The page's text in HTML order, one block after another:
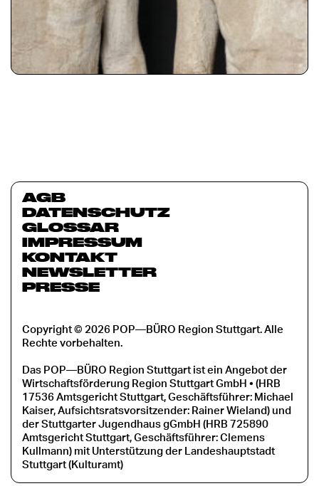
AGB
DATENSCHUTZ
GLOSSAR
IMPRESSUM
KONTAKT
NEWSLETTER
PRESSE
Copyright © 2026 POP—BÜRO Region Stuttgart. Alle
Rechte vorbehalten.
Das POP—BÜRO Region Stuttgart ist ein Angebot der
Wirtschaftsförderung Region Stuttgart GmbH • (HRB
17536 Amtsgericht Stuttgart, Geschäftsführer: Michael
Kaiser, Aufsichtsratsvorsitzender: Rainer Wieland) und
der Stuttgarter Jugendhaus gGmbH (HRB 725890
Amtsgericht Stuttgart, Geschäftsführer: Clemens
Kullmann) mit Unterstützung der Landeshauptstadt
Stuttgart (Kulturamt)